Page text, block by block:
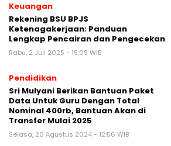
Keuangan
Rekening BSU BPJS
Ketenagakerjaan: Panduan
Lengkap Pencairan dan Pengecekan
Rabu, 2 Juli 2025 - 19:09 WIB
Pendidikan
Sri Mulyani Berikan Bantuan Paket
Data Untuk Guru Dengan Total
Nominal 400rb, Bantuan Akan di
Transfer Mulai 2025
Selasa, 20 Agustus 2024 - 12:56 WIB